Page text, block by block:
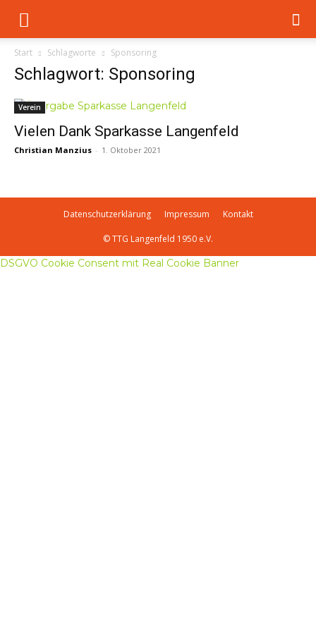
Start Schlagworte Sponsoring
Schlagwort: Sponsoring
Verein
Vielen Dank Sparkasse Langenfeld
Christian Manzius - 1. Oktober 2021
Datenschutzerklärung Impressum Kontakt
© TTG Langenfeld 1950 e.V.
DSGVO Cookie Consent mit Real Cookie Banner